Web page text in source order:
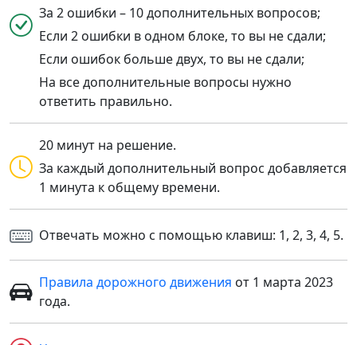
За 2 ошибки – 10 дополнительных вопросов;
Если 2 ошибки в одном блоке, то вы не сдали;
Если ошибок больше двух, то вы не сдали;
На все дополнительные вопросы нужно
ответить правильно.
20 минут на решение.
За каждый дополнительный вопрос добавляется
1 минута к общему времени.
Отвечать можно с помощью клавиш: 1, 2, 3, 4, 5.
Правила дорожного движения от 1 марта 2023
года.